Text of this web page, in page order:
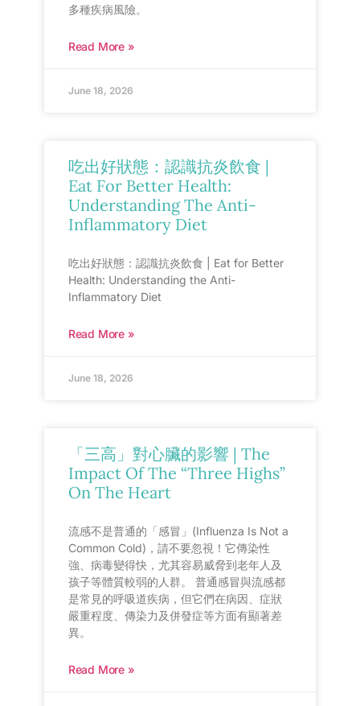
多種疾病風險。
Read More »
June 18, 2026
吃出好狀態：認識抗炎飲食 |
Eat For Better Health:
Understanding The Anti-
Inflammatory Diet
吃出好狀態：認識抗炎飲食 | Eat for Better
Health: Understanding the Anti-
Inflammatory Diet
Read More »
June 18, 2026
「三高」對心臟的影響 | The
Impact Of The “Three Highs”
On The Heart
流感不是普通的「感冒」(Influenza Is Not a
Common Cold)，請不要忽視！它傳染性
強、病毒變得快，尤其容易威脅到老年人及
孩子等體質較弱的人群。 普通感冒與流感都
是常見的呼吸道疾病，但它們在病因、症狀
嚴重程度、傳染力及併發症等方面有顯著差
異。
Read More »